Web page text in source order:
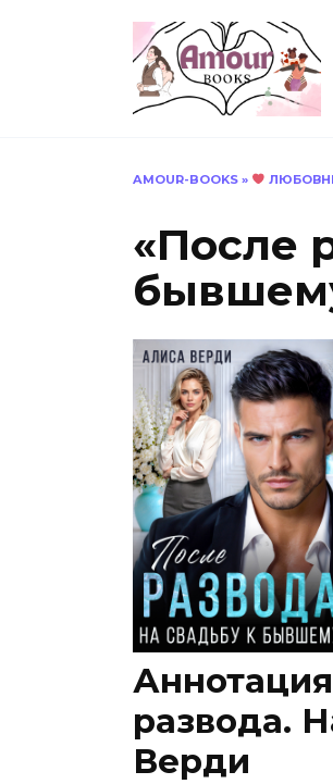
AMOUR-BOOKS »
«После
развода.
Верди